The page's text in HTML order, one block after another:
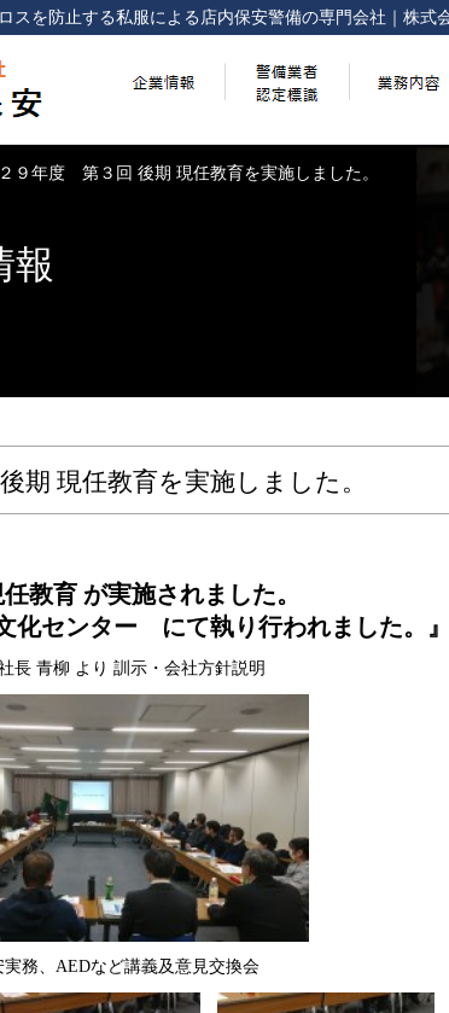
スを防止する私服による店内保安警備の専門会社 株式
９年度 第３回 後期 現任教育を実施しました。
報
期 現任教育を実施しました。
教育 が実施されました。
化センター にて執り行われました。』
長 青柳 より 訓示・会社方針説明
務、AEDなど講義及意見交換会